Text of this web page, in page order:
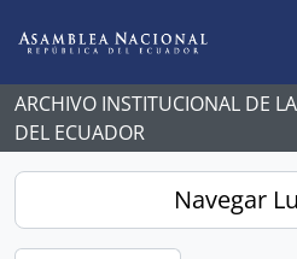
ARCHIVO INSTITUCIONAL DE
DEL ECUADOR
Navegar